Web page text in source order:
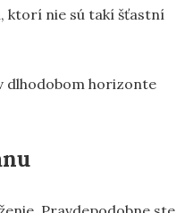
ktorí nie sú takí šťastní
dlhodobom horizonte